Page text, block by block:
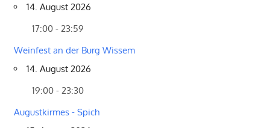
14. August 2026
17:00 - 23:59
Weinfest an der Burg Wissem
14. August 2026
19:00 - 23:30
Augustkirmes - Spich